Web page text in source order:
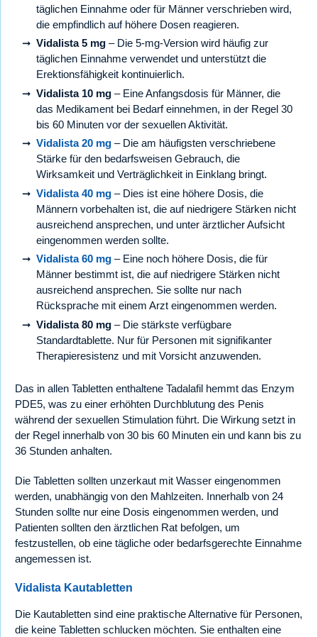
täglichen Einnahme oder für Männer verschrieben wird,
die empfindlich auf höhere Dosen reagieren.
Vidalista 5 mg – Die 5-mg-Version wird häufig zur
täglichen Einnahme verwendet und unterstützt die
Erektionsfähigkeit kontinuierlich.
Vidalista 10 mg – Eine Anfangsdosis für Männer, die
das Medikament bei Bedarf einnehmen, in der Regel 30
bis 60 Minuten vor der sexuellen Aktivität.
Vidalista 20 mg – Die am häufigsten verschriebene
Stärke für den bedarfsweisen Gebrauch, die
Wirksamkeit und Verträglichkeit in Einklang bringt.
Vidalista 40 mg – Dies ist eine höhere Dosis, die
Männern vorbehalten ist, die auf niedrigere Stärken nicht
ausreichend ansprechen, und unter ärztlicher Aufsicht
eingenommen werden sollte.
Vidalista 60 mg – Eine noch höhere Dosis, die für
Männer bestimmt ist, die auf niedrigere Stärken nicht
ausreichend ansprechen. Sie sollte nur nach
Rücksprache mit einem Arzt eingenommen werden.
Vidalista 80 mg – Die stärkste verfügbare
Standardtablette. Nur für Personen mit signifikanter
Therapieresistenz und mit Vorsicht anzuwenden.
Das in allen Tabletten enthaltene Tadalafil hemmt das Enzym
PDE5, was zu einer erhöhten Durchblutung des Penis
während der sexuellen Stimulation führt. Die Wirkung setzt in
der Regel innerhalb von 30 bis 60 Minuten ein und kann bis zu
36 Stunden anhalten.
Die Tabletten sollten unzerkaut mit Wasser eingenommen
werden, unabhängig von den Mahlzeiten. Innerhalb von 24
Stunden sollte nur eine Dosis eingenommen werden, und
Patienten sollten den ärztlichen Rat befolgen, um
festzustellen, ob eine tägliche oder bedarfsgerechte Einnahme
angemessen ist.
Vidalista Kautabletten
Die Kautabletten sind eine praktische Alternative für Personen,
die keine Tabletten schlucken möchten. Sie enthalten eine